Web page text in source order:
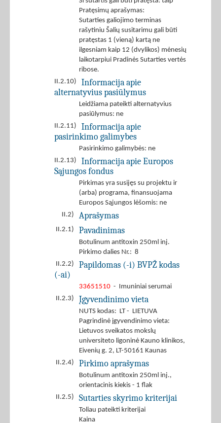
Pratęsimų aprašymas:
Sutarties galiojimo terminas
rašytiniu Šalių susitarimu gali būti
pratęstas 1 (vieną) kartą ne
ilgesniam kaip 12 (dvylikos) mėnesių
laikotarpiui Pradinės Sutarties vertės
ribose.
II.2.10)
Informacija apie
alternatyvius pasiūlymus
Leidžiama pateikti alternatyvius
pasiūlymus: ne
II.2.11)
Informacija apie
pasirinkimo galimybes
Pasirinkimo galimybės: ne
II.2.13)
Informacija apie Europos
Sąjungos fondus
Pirkimas yra susijęs su projektu ir
(arba) programa, finansuojama
Europos Sąjungos lėšomis: ne
II.2)
Aprašymas
II.2.1) Pavadinimas
Botulinum antitoxin 250ml inj.
Pirkimo dalies Nr.: 8
II.2.2)
Papildomas (-i) BVPŽ kodas
(-ai)
33651510 - Imuniniai serumai
II.2.3)
Įgyvendinimo vieta
NUTS kodas: LT - LIETUVA
Pagrindinė įgyvendinimo vieta:
Lietuvos sveikatos mokslų
universiteto ligoninė Kauno klinikos,
Eivenių g. 2, LT-50161 Kaunas
II.2.4)
Pirkimo aprašymas
Botulinum antitoxin 250ml inj.,
orientacinis kiekis - 1 flak
II.2.5)
Sutarties skyrimo kriterijai
Toliau pateikti kriterijai
Kaina